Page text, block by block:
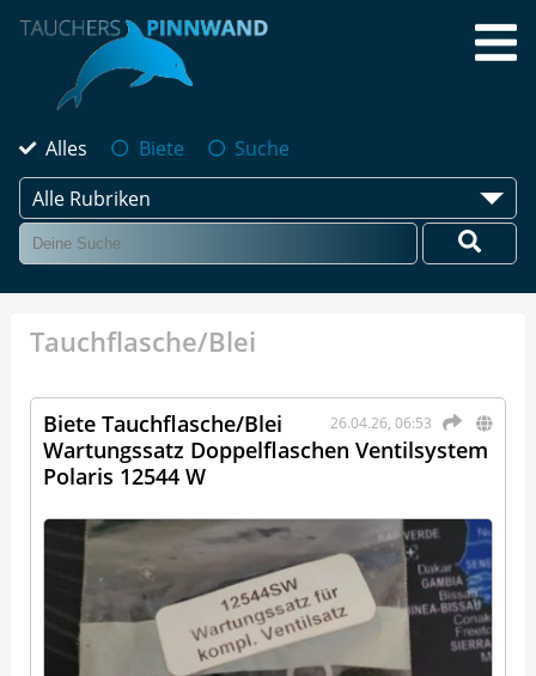
Alles Biete
Suche
Alle Rubriken
Tauchflasche/Blei
26.04.26, 06:53
Biete Tauchflasche/Blei
Wartungssatz Doppelflaschen Ventilsystem
Polaris 12544 W